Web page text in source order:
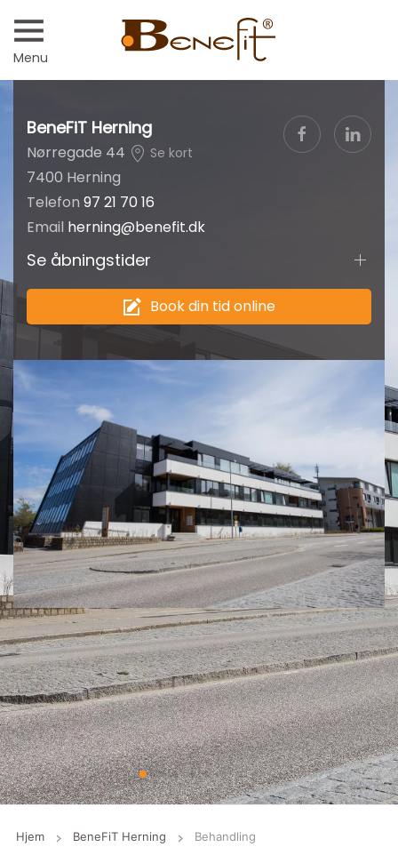
Menu
BeneFiT Herning
Nørregade 44 Se kort
7400 Herning
Telefon 97 21 70 16
Email herning@benefit.dk
Se åbningstider
Book din tid online
Hjem BeneFiT Herning Behandling